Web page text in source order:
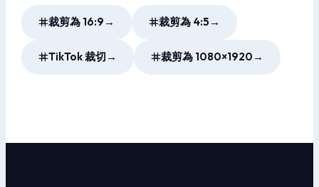
裁剪為 16:9 → 裁剪為 4:5 →
TikTok 裁切 → 裁剪為 1080×1920 →